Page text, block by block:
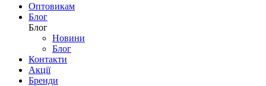
Оптовикам
Блог
Блог
Новини
Блог
Контакти
Акції
Бренди